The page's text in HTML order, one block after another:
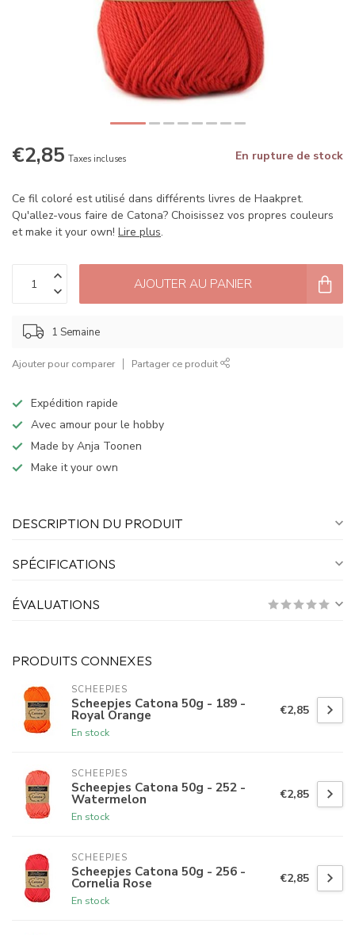
€2,85 Taxes incluses En rupture de stock
Ce fil coloré est utilisé dans différents livres de Haakpret.
Qu'allez-vous faire de Catona? Choisissez vos propres couleurs
et make it your own! Lire plus.
AJOUTER AU PANIER
1 Semaine
Ajouter pour comparer Partager ce produit
Expédition rapide
Avec amour pour le hobby
Made by Anja Toonen
Make it your own
DESCRIPTION DU PRODUIT
SPÉCIFICATIONS
ÉVALUATIONS
PRODUITS CONNEXES
SCHEEPJES
Scheepjes Catona 50g - 189 -
Royal Orange
En stock
€2,85
SCHEEPJES
Scheepjes Catona 50g - 252 -
Watermelon
En stock
€2,85
SCHEEPJES
Scheepjes Catona 50g - 256 -
Cornelia Rose
En stock
€2,85